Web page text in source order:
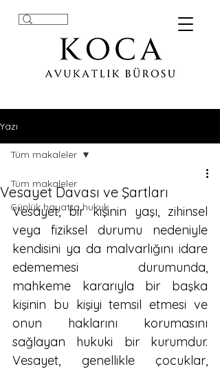
Yazı
Tüm makaleler
Günlük hayatta hukuk
Tüm makaleler
Vesayet Davası ve Şartları
Vesayet, bir kişinin yaşı, zihinsel
veya fiziksel durumu nedeniyle
kendisini ya da malvarlığını idare
edememesi durumunda,
mahkeme kararıyla bir başka
kişinin bu kişiyi temsil etmesi ve
onun haklarını korumasını
sağlayan hukuki bir kurumdur.
Vesayet, genellikle çocuklar,